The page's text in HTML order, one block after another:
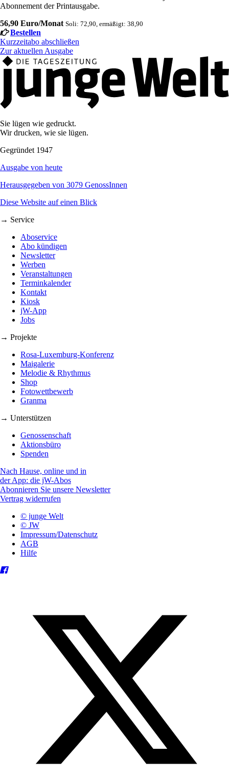
Abonnement der Printausgabe.
56,90 Euro/Monat Soli: 72,90, ermäßigt: 38,90
Bestellen
Kurzzeitabo abschließen
Zur aktuellen Ausgabe
Sie lügen wie gedruckt.
Wir drucken, wie sie lügen.
Gegründet 1947
Ausgabe von heute
Herausgegeben von 3079 GenossInnen
Diese Website auf einen Blick
→ Service
Aboservice
Abo kündigen
Newsletter
Werben
Veranstaltungen
Terminkalender
Kontakt
Kiosk
jW-App
Jobs
→ Projekte
Rosa-Luxemburg-Konferenz
Maigalerie
Melodie & Rhythmus
Shop
Fotowettbewerb
Granma
→ Unterstützen
Genossenschaft
Aktionsbüro
Spenden
Nach Hause, online und in
der App: die jW-Abos
Abonnieren Sie unsere Newsletter
Vertrag widerrufen
© junge Welt
© JW
Impressum/Datenschutz
AGB
Hilfe